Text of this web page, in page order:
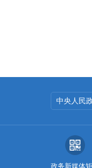
中央人民
政务新媒体